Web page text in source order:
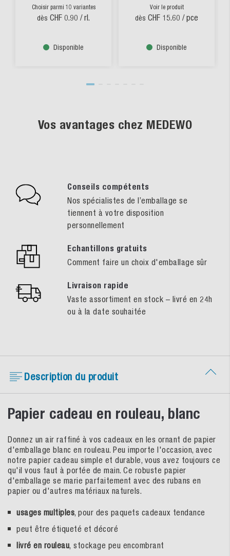
Choisir parmi 10 variantes
dès CHF 0.90 / rl.
Disponible
Voir le produit
dès CHF 15.60 / pce
Disponible
Vos avantages chez MEDEWO
Conseils compétents
Nos spécialistes de l’emballage se
tiennent à votre disposition
personnellement
Echantillons gratuits
Comment faire un choix d'emballage sûr
Livraison rapide
Vaste assortiment en stock – livré en 24h
ou à la date souhaitée
Description du produit
Papier cadeau en rouleau, blanc
Donnez un air raffiné à vos cadeaux en les ornant de papier
d'emballage blanc en rouleau. Peu importe l'occasion, avec
notre papier cadeau simple et durable, vous avez toujours ce
qu'il vous faut à portée de main. Ce robuste papier
d'emballage se marie parfaitement avec des rubans en
papier ou d'autres matériaux naturels.
usages multiples, pour des paquets cadeaux tendance
peut être étiqueté et décoré
livré en rouleau, stockage peu encombrant